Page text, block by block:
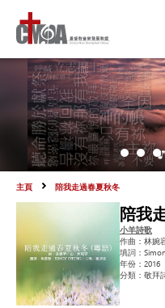
主頁 陪我走過春夏秋冬
陪我
小羊詩歌
作曲： 林婉
填詞：
年份： 2016
分類： 敬拜